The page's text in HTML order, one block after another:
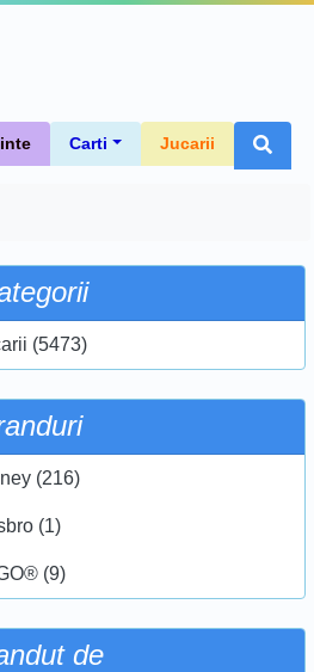
Carti Jucarii
(5473)
(216)
(1)
(9)
de